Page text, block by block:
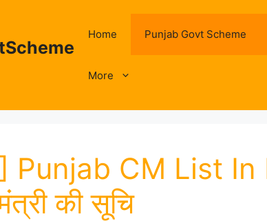
Home Punjab Govt Scheme
More
Punjab CM List In
की सूचि